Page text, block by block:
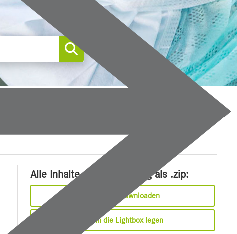
Alle Inhalte dieser Meldung als .zip:
Sofort downloaden
In die Lightbox legen